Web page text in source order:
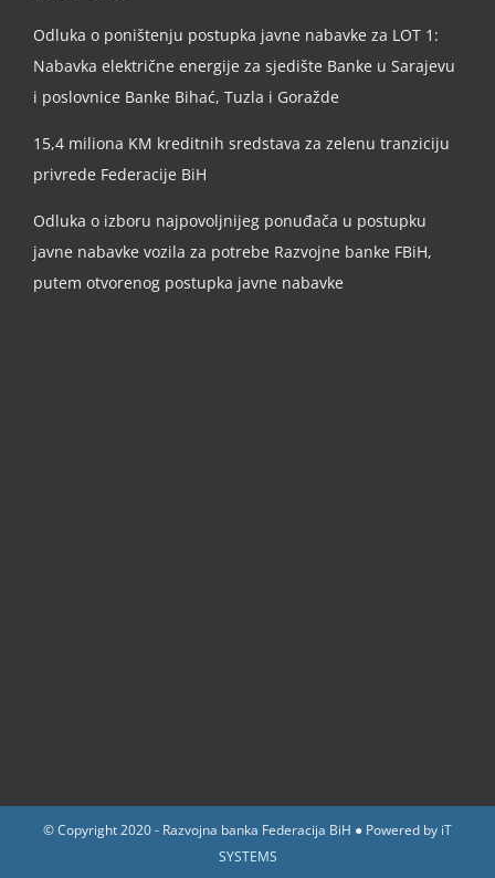
Odluka o poništenju postupka javne nabavke za LOT 1:
Nabavka električne energije za sjedište Banke u Sarajevu
i poslovnice Banke Bihać, Tuzla i Goražde
15,4 miliona KM kreditnih sredstava za zelenu tranziciju
privrede Federacije BiH
Odluka o izboru najpovoljnijeg ponuđača u postupku
javne nabavke vozila za potrebe Razvojne banke FBiH,
putem otvorenog postupka javne nabavke
© Copyright 2020 - Razvojna banka Federacija BiH ● Powered by iT
SYSTEMS